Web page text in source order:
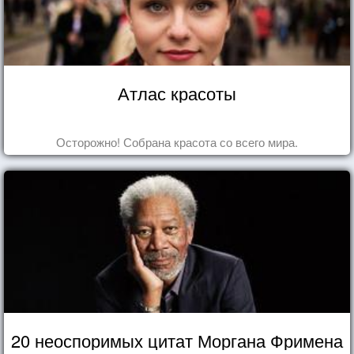
Атлас красоты
Осторожно! Собрана красота со всего мира.
20 неоспоримых цитат Моргана Фримена